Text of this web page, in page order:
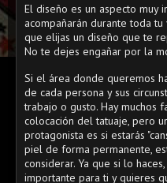
El diseño es un aspecto muy
acompañarán durante toda
que elijas un diseño que te
No te dejes engañar por la
Si el área donde queremos
de cada persona y sus
trabajo o gusto. Hay muchos
colocación del tatuaje, pero
protagonista es si estarás
piel de forma permanente,
considerar. Ya que si lo
importante para ti y quieres